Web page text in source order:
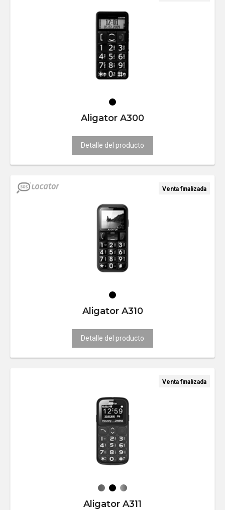
Aligator A300
Detalle del producto
Venta finalizada
Aligator A310
Detalle del producto
Venta finalizada
Aligator A311